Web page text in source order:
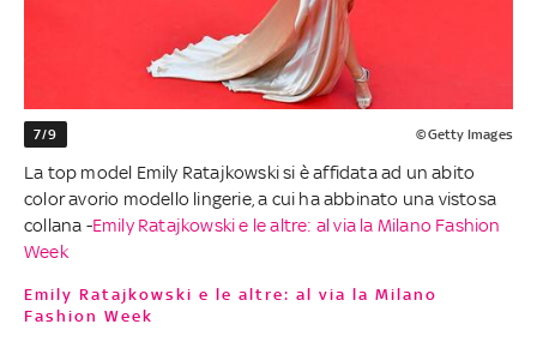
7/9 ©Getty Images
La top model Emily Ratajkowski si è affidata ad un abito
color avorio modello lingerie, a cui ha abbinato una vistosa
collana -Emily Ratajkowski e le altre: al via la Milano Fashion
Week
Emily Ratajkowski e le altre: al via la Milano
Fashion Week